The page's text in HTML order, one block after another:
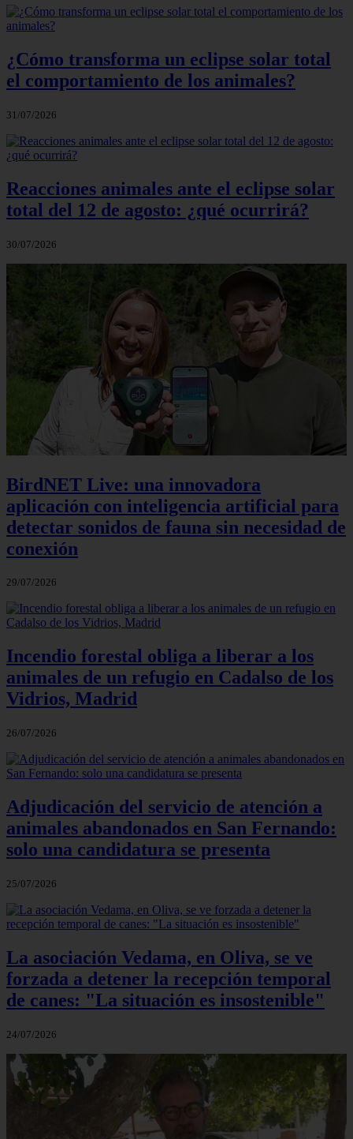
¿Cómo transforma un eclipse solar total
el comportamiento de los animales?
31/07/2026
Reacciones animales ante el eclipse solar
total del 12 de agosto: ¿qué ocurrirá?
30/07/2026
BirdNET Live: una innovadora
aplicación con inteligencia artificial para
detectar sonidos de fauna sin necesidad de
conexión
29/07/2026
Incendio forestal obliga a liberar a los
animales de un refugio en Cadalso de los
Vidrios, Madrid
26/07/2026
Adjudicación del servicio de atención a
animales abandonados en San Fernando:
solo una candidatura se presenta
25/07/2026
La asociación Vedama, en Oliva, se ve
forzada a detener la recepción temporal
de canes: "La situación es insostenible"
24/07/2026